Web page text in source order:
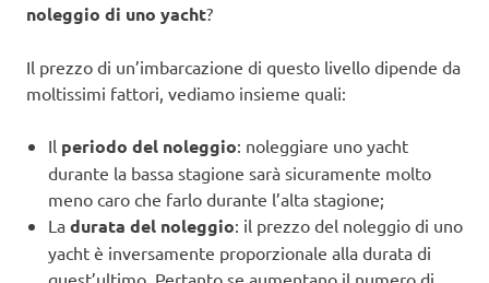
noleggio di uno yacht?
Il prezzo di un’imbarcazione di questo livello dipende da
moltissimi fattori, vediamo insieme quali:
Il periodo del noleggio: noleggiare uno yacht
durante la bassa stagione sarà sicuramente molto
meno caro che farlo durante l’alta stagione;
La durata del noleggio: il prezzo del noleggio di uno
yacht è inversamente proporzionale alla durata di
quest’ultimo. Pertanto se aumentano il numero di